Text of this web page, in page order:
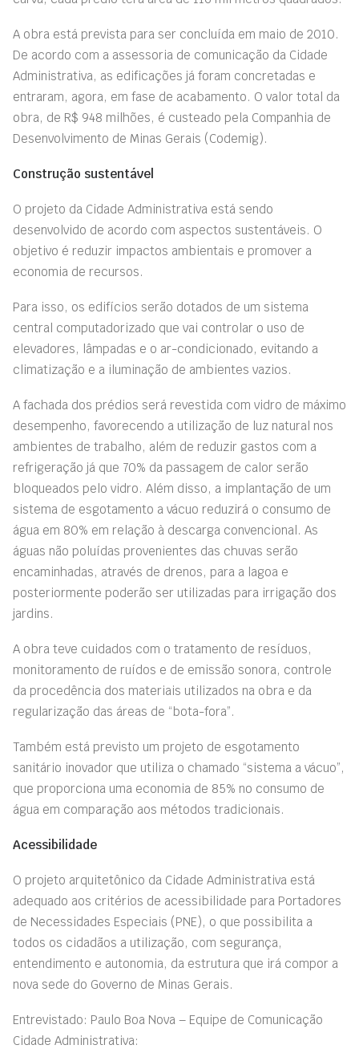
A obra está prevista para ser concluída em maio de 2010.
De acordo com a assessoria de comunicação da Cidade
Administrativa, as edificações já foram concretadas e
entraram, agora, em fase de acabamento. O valor total da
obra, de R$ 948 milhões, é custeado pela Companhia de
Desenvolvimento de Minas Gerais (Codemig).
Construção sustentável
O projeto da Cidade Administrativa está sendo
desenvolvido de acordo com aspectos sustentáveis. O
objetivo é reduzir impactos ambientais e promover a
economia de recursos.
Para isso, os edifícios serão dotados de um sistema
central computadorizado que vai controlar o uso de
elevadores, lâmpadas e o ar-condicionado, evitando a
climatização e a iluminação de ambientes vazios.
A fachada dos prédios será revestida com vidro de máximo
desempenho, favorecendo a utilização de luz natural nos
ambientes de trabalho, além de reduzir gastos com a
refrigeração já que 70% da passagem de calor serão
bloqueados pelo vidro. Além disso, a implantação de um
sistema de esgotamento a vácuo reduzirá o consumo de
água em 80% em relação à descarga convencional. As
águas não poluídas provenientes das chuvas serão
encaminhadas, através de drenos, para a lagoa e
posteriormente poderão ser utilizadas para irrigação dos
jardins.
A obra teve cuidados com o tratamento de resíduos,
monitoramento de ruídos e de emissão sonora, controle
da procedência dos materiais utilizados na obra e da
regularização das áreas de “bota-fora”.
Também está previsto um projeto de esgotamento
sanitário inovador que utiliza o chamado “sistema a vácuo”,
que proporciona uma economia de 85% no consumo de
água em comparação aos métodos tradicionais.
Acessibilidade
O projeto arquitetônico da Cidade Administrativa está
adequado aos critérios de acessibilidade para Portadores
de Necessidades Especiais (PNE), o que possibilita a
todos os cidadãos a utilização, com segurança,
entendimento e autonomia, da estrutura que irá compor a
nova sede do Governo de Minas Gerais.
Entrevistado: Paulo Boa Nova – Equipe de Comunicação
Cidade Administrativa: